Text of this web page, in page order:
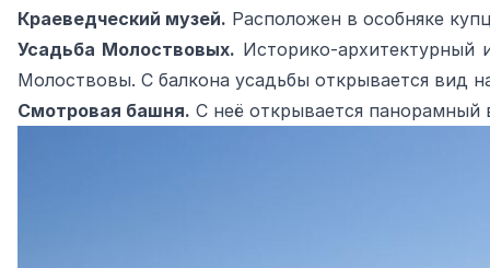
Краеведческий музей. Расположен в особняке
Усадьба Молоствовых. Историко-архитектурный
Молоствовы. С балкона усадьбы открывается вид
Смотровая башня. С неё открывается панорамный